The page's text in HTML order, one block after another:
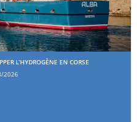
L’HYDROGÈNE EN CORSE
2026